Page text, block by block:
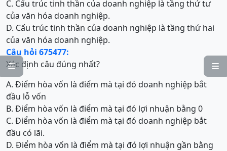


C. Cấu trúc tinh thần của doanh nghiệp là tầng thứ tư
của văn hóa doanh nghiệp.
D. Cấu trúc tinh thần của doanh nghiệp là tầng thứ hai
của văn hóa doanh nghiệp.
Câu hỏi 675477:
Xác định câu đúng nhất?
A. Điểm hòa vốn là điểm mà tại đó doanh nghiệp bắt
đầu lỗ vốn
B. Điểm hòa vốn là điểm mà tại đó lợi nhuận bằng 0
C. Điểm hòa vốn là điểm mà tại đó doanh nghiệp bắt
đầu có lãi.
D. Điểm hòa vốn là điểm mà tại đó lợi nhuận gần bằng